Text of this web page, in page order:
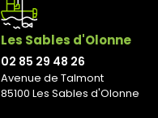
Les Sables d'Olonne
02 85 29 48 26
Avenue de Talmont
85100 Les Sables d'Olonne